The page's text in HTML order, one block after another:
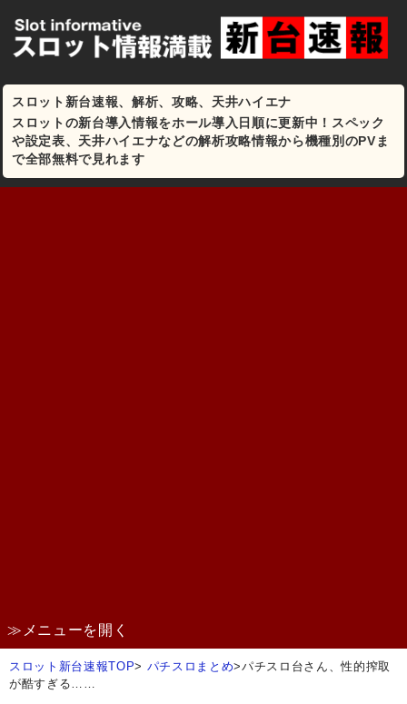
スロット新台速報、解析、攻略、天井ハイエナ
スロットの新台導入情報をホール導入日順に更新中！スペック
や設定表、天井ハイエナなどの解析攻略情報から機種別のPVま
で全部無料で見れます
≫メニューを開く
スロット新台速報TOP> パチスロまとめ>パチスロ台さん、性的搾取
が酷すぎる……